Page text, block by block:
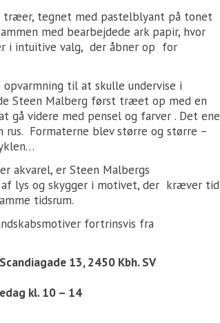
træer, tegnet med pastelblyant på tonet
med bearbejdede ark papir, hvor
i intuitive valg, der åbner op for
til at skulle undervise i
Steen Malberg først træet op med en
videre med pensel og farver . Det ene
Formaterne blev større og større –
akvarel, er Steen Malbergs
lys og skygger i motivet, der kræver tid
tidsrum.
fortrinsvis fra
13, 2450 Kbh. SV
kl. 10 – 14